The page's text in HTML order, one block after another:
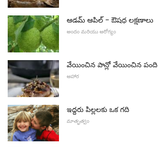
ఆడమ్ ఆపిల్ - ఔషధ లక్షణాలు
అందం మరియు ఆరోగ్యం
వేయించిన పాన్లో వేయించిన పంది
ఆహార
ఇద్దరు పిల్లలకు ఒక గది
మాతృత్వం